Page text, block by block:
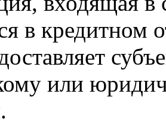
в кредитном
или